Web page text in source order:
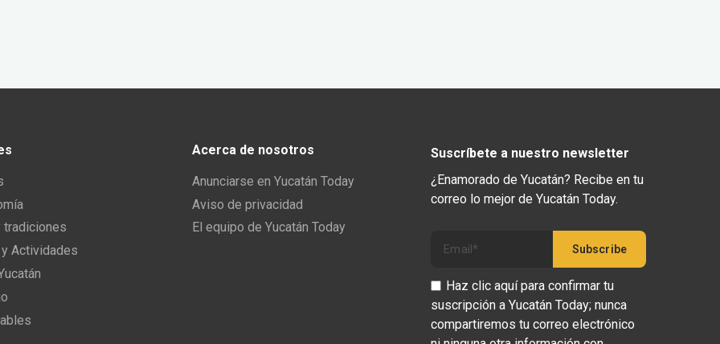
tradiciones
Actividades
Acerca de nosotros
Anunciarse en Yucatán Today
Aviso de privacidad
El equipo de Yucatán Today
Suscríbete a nuestro newsletter
¿Enamorado de Yucatán? Recibe en tu
correo lo mejor de Yucatán Today.
Haz clic aquí para confirmar tu
suscripción a Yucatán Today; nunca
compartiremos tu correo electrónico